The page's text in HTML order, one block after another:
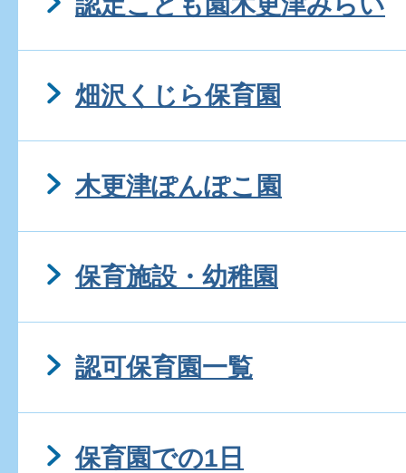
畑沢くじら保育園
木更津ぽんぽこ園
保育施設・幼稚園
認可保育園一覧
保育園での1日